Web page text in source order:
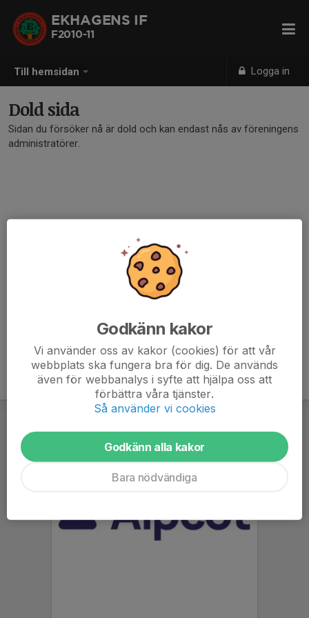
Till hemsidan Logga in
EKHAGENS IF
F2010-11
Dold sida
Sidan du försöker nå är dold och kan endast nås av föreningens
administratörer.
Godkänn kakor
Vi använder oss av kakor (cookies) för att vår
webbplats ska fungera bra för dig. De används
även för webbanalys i syfte att hjälpa oss att
förbättra våra tjänster.
Så använder vi cookies
Godkänn alla kakor
Bara nödvändiga